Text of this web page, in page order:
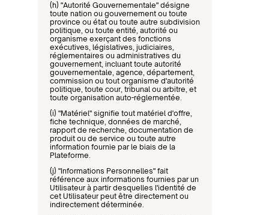
(h) "Autorité Gouvernementale" désigne
toute nation ou gouvernement ou toute
province ou état ou toute autre subdivision
politique, ou toute entité, autorité ou
organisme exerçant des fonctions
exécutives, législatives, judiciaires,
réglementaires ou administratives du
gouvernement, incluant toute autorité
gouvernementale, agence, département,
commission ou tout organisme d'autorité
politique, toute cour, tribunal ou arbitre, et
toute organisation auto-réglementée.
(i) "Matériel" signifie tout matériel d'offre,
fiche technique, données de marché,
rapport de recherche, documentation de
produit ou de service ou toute autre
information fournie par le biais de la
Plateforme.
(j) "Informations Personnelles" fait
référence aux informations fournies par un
Utilisateur à partir desquelles l'identité de
cet Utilisateur peut être directement ou
indirectement déterminée.